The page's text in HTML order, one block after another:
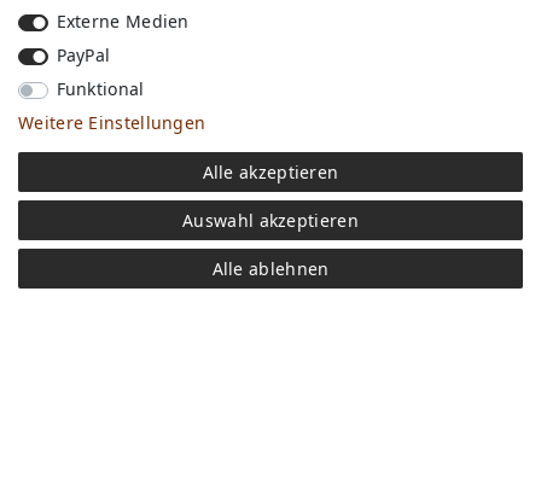
Versandkosten
Bezahlen
Widerrufs­recht
Impressum
Store
FAQ
Jobs
Externe Medien
PayPal
Funktional
Weitere Einstellungen
Alle akzeptieren
Auswahl akzeptieren
Alle ablehnen